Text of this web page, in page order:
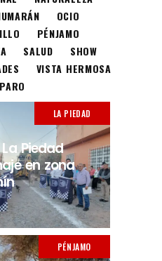
OCIO
PÉNJAMO
SALUD
SHOW
VISTA HERMOSA
LA PIEDAD
Piedad
en zona
PÉNJAMO